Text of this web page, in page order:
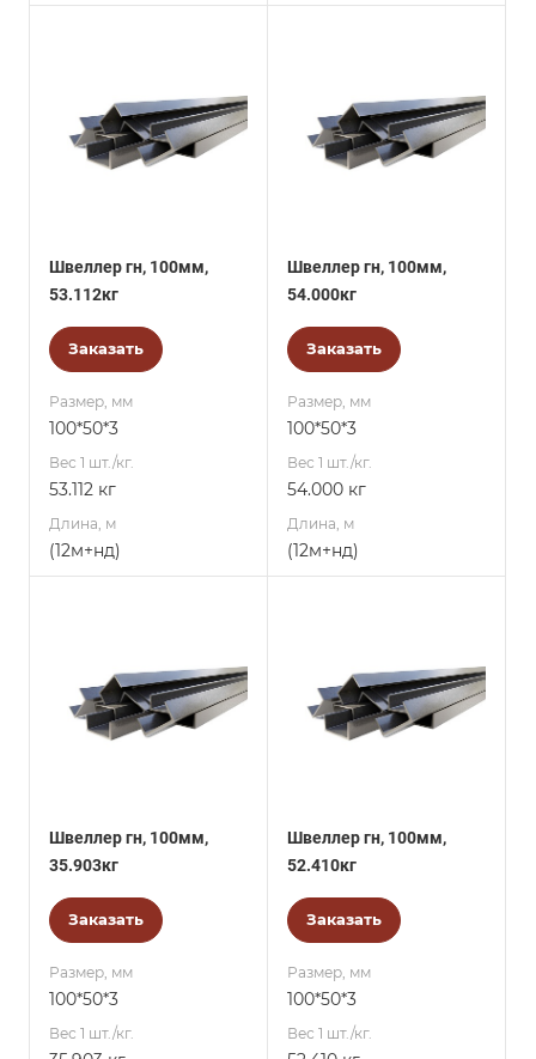
Швеллер гн, 100мм,
53.112кг
Заказать
Размер, мм
100*50*3
Вес 1 шт./кг.
53.112 кг
Длина, м
(12м+нд)
Швеллер гн, 100мм,
54.000кг
Заказать
Размер, мм
100*50*3
Вес 1 шт./кг.
54.000 кг
Длина, м
(12м+нд)
Швеллер гн, 100мм,
35.903кг
Заказать
Размер, мм
100*50*3
Вес 1 шт./кг.
Швеллер гн, 100мм,
52.410кг
Заказать
Размер, мм
100*50*3
Вес 1 шт./кг.